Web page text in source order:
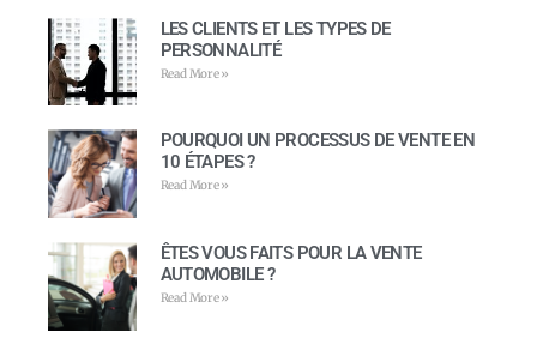
LES CLIENTS ET LES TYPES DE
PERSONNALITÉ
Read More »
POURQUOI UN PROCESSUS DE VENTE EN
10 ÉTAPES ?
Read More »
ÊTES VOUS FAITS POUR LA VENTE
AUTOMOBILE ?
Read More »